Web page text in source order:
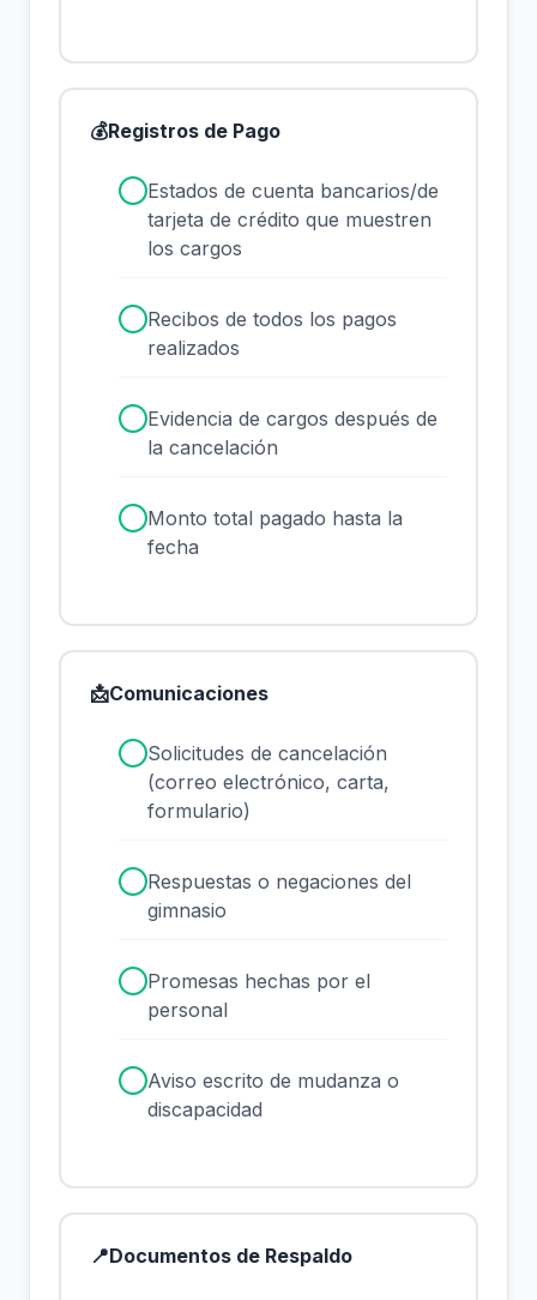
💰Registros de Pago
Estados de cuenta bancarios/de
tarjeta de crédito que muestren
los cargos
Recibos de todos los pagos
realizados
Evidencia de cargos después de
la cancelación
Monto total pagado hasta la
fecha
📩Comunicaciones
Solicitudes de cancelación
(correo electrónico, carta,
formulario)
Respuestas o negaciones del
gimnasio
Promesas hechas por el
personal
Aviso escrito de mudanza o
discapacidad
📍Documentos de Respaldo